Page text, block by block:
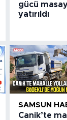
gücü
yatırıldı
SAMSUN
Canik’te